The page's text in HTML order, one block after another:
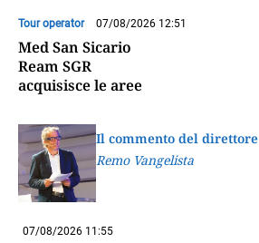
Tour operator 07/08/2026 12:51
Med San Sicario
Ream SGR
acquisisce le aree
Il commento del direttore
Remo Vangelista
07/08/2026 11:55